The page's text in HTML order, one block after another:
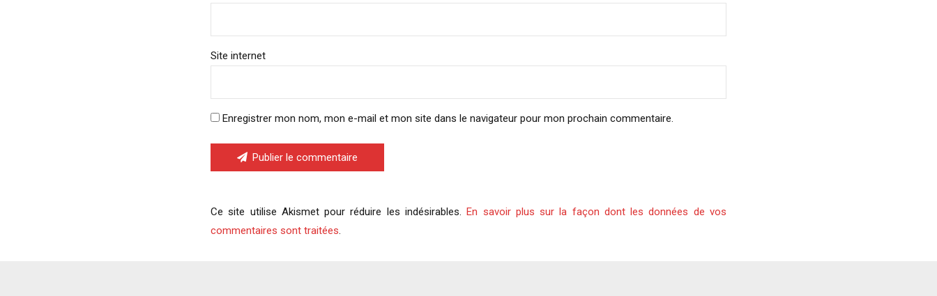
Site internet
Enregistrer mon nom, mon e-mail et mon site dans le navigateur pour mon prochain commentaire.
Publier le commentaire
Ce site utilise Akismet pour réduire les indésirables. En savoir plus sur la façon dont les données de vos
commentaires sont traitées.